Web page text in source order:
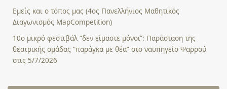
Εμείς και ο τόπος μας (4ος Πανελλήνιος Μαθητικός
Διαγωνισμός MapCompetition)
10ο μικρό φεστιβάλ “δεν είμαστε μόνοι”: Παράσταση της
θεατρικής ομάδας “παράγκα με θέα” στο ναυπηγείο Ψαρρού
στις 5/7/2026